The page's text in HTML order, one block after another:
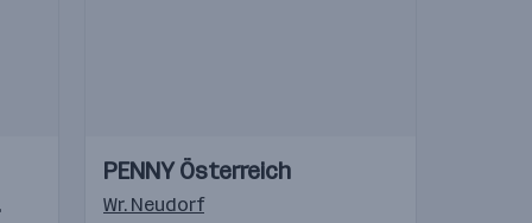
Bratislava,Novi Beograd
Videos
Einblicke
Einblicke
PENNY Österreich
Wr. Neudorf